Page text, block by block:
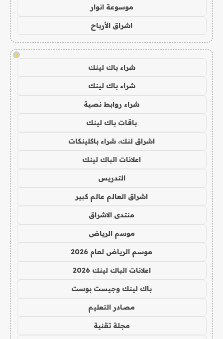
موسوعة انوار
اشراق الأرباح
!
شراء باك لينك
شراء باك لينك
شراء روابط نصية
باقات باك لينك
اشراق لنك، شراء باكلينكات
اعلانات الباك لينك
التدريس
اشراق العالم عالم كبير
منتدى الاشراق
موسم الرياض
موسم الرياض لعام 2026
اعلانات الباك لينك 2026
باك لينك وجيست بوست
مصادر التعليم
مجلة تقنية